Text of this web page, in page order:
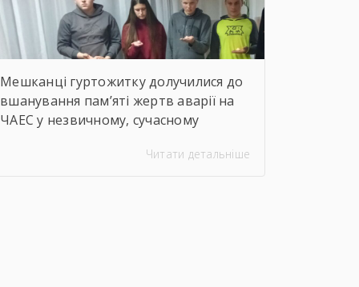
Мешканці гуртожитку долучилися до
вшанування пам’яті жертв аварії на
ЧАЕС у незвичному, сучасному
ДЕМЧЕНКО та Віталій ШОСТАК
Читати детальніше